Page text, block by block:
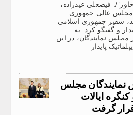
08.05.2026 /”خاور”/. فیضعلی عیدزاده،
مجلس عالی جمهوری
سفیر جمهوری اسلامی
و گفتگو کرد. به
مجلس نمایندگان، در این
پایدار
نمایندگان مجلس
ایالات
گرفت